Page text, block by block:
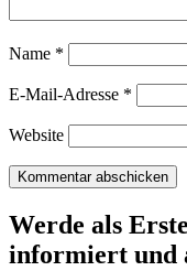
Name *
E-Mail-Adresse *
Website
Werde als
informiert und